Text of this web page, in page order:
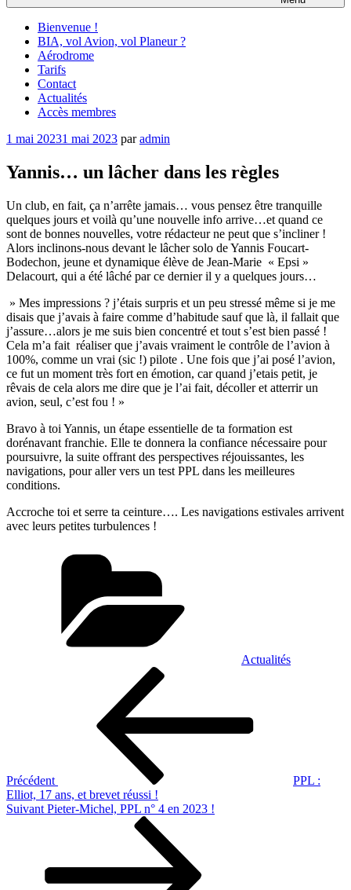
Bienvenue !
BIA, vol Avion, vol Planeur ?
Aérodrome
Tarifs
Contact
Actualités
Accès membres
Publié
1 mai 20231 mai 2023 paradmin
Yannis… un lâcher dans les règles
Un club, en fait, ça n’arrête jamais… vous pensez être tranquille
quelques jours et voilà qu’une nouvelle info arrive…et quand ce
sont de bonnes nouvelles, votre rédacteur ne peut que s’incliner !
Alors inclinons-nous devant le lâcher solo de Yannis Foucart-
Bodechon, jeune et dynamique élève de Jean-Marie « Epsi »
Delacourt, qui a été lâché par ce dernier il y a quelques jours…
» Mes impressions ? j’étais surpris et un peu stressé même si je me
disais que j’avais à faire comme d’habitude sauf que là, il fallait que
j’assure…alors je me suis bien concentré et tout s’est bien passé !
Cela m’a fait réaliser que j’avais vraiment le contrôle de l’avion à
100%, comme un vrai (sic !) pilote . Une fois que j’ai posé l’avion,
ce fut un moment très fort en émotion, car quand j’etais petit, je
rêvais de cela alors me dire que je l’ai fait, décoller et atterrir un
avion, seul, c’est fou ! »
Bravo à toi Yannis, un étape essentielle de ta formation est
dorénavant franchie. Elle te donnera la confiance nécessaire pour
poursuivre, la suite offrant des perspectives réjouissantes, les
navigations, pour aller vers un test PPL dans les meilleures
conditions.
Accroche toi et serre ta ceinture…. Les navigations estivales arrivent
avec leurs petites turbulences !
Actualités
Précédent
PPL :
Elliot, 17 ans, et brevet réussi !
Article
Suivant Pieter-Michel, PPL n° 4 en 2023 !